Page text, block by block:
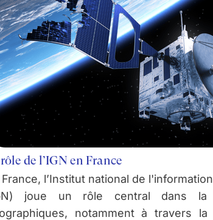
de l’IGN en France
France, l’Institut national de
joue un rôle central dans la
notamment à travers